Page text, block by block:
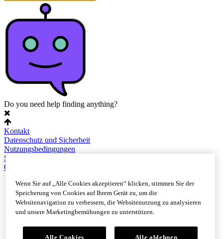
Do you need help finding anything?
Kontakt
Datenschutz und Sicherheit
Nutzungsbedingungen
Sitemap
Cookie-Einstellungen
Wenn Sie auf „Alle Cookies akzeptieren“ klicken, stimmen Sie der
Speicherung von Cookies auf Ihrem Gerät zu, um die
Websitenavigation zu verbessern, die Websitenutzung zu analysieren
und unsere Marketingbemühungen zu unterstützen.
Alle Cookies Alle ablehnen